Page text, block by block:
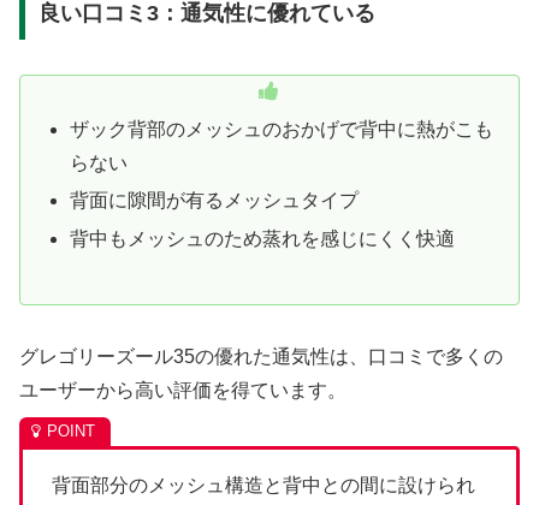
良い口コミ3：通気性に優れている
ザック背部のメッシュのおかげで背中に熱がこも
らない
背面に隙間が有るメッシュタイプ
背中もメッシュのため蒸れを感じにくく快適
グレゴリーズール35の優れた通気性は、口コミで多くの
ユーザーから高い評価を得ています。
背面部分のメッシュ構造と背中との間に設けられ